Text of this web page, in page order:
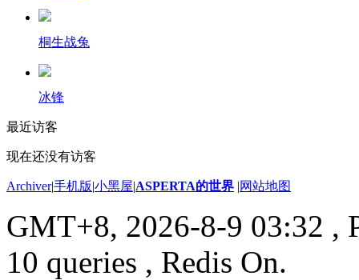
桐生战兔
冰锋
最近访客
现在还没有访客
Archiver|手机版|小黑屋|ASPERTA的世界 |网站地图
GMT+8, 2026-8-9 03:32 ,
10 queries , Redis On.